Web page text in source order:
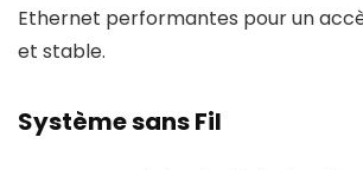
Ethernet performantes pour un
et stable.
Système sans Fil